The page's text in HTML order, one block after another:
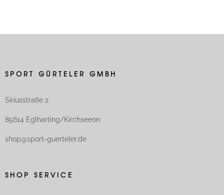
SPORT GÜRTELER GMBH
Siriusstraße 2
85614 Eglharting/Kirchseeon
shop@sport-guerteler.de
SHOP SERVICE